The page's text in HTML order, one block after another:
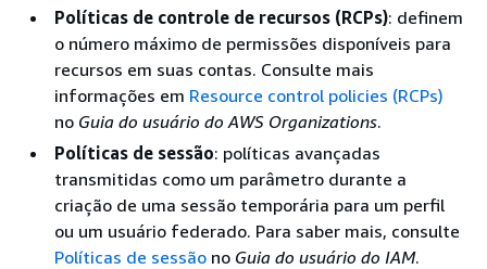
Políticas de controle de recursos (RCPs): definem
o número máximo de permissões disponíveis para
recursos em suas contas. Consulte mais
informações em Resource control policies (RCPs)
no Guia do usuário do AWS Organizations.
Políticas de sessão: políticas avançadas
transmitidas como um parâmetro durante a
criação de uma sessão temporária para um perfil
ou um usuário federado. Para saber mais, consulte
Políticas de sessão no Guia do usuário do IAM.